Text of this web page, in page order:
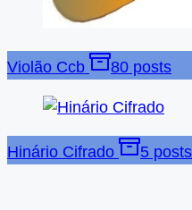
Violão Ccb 80 posts
Hinário Cifrado 5 posts